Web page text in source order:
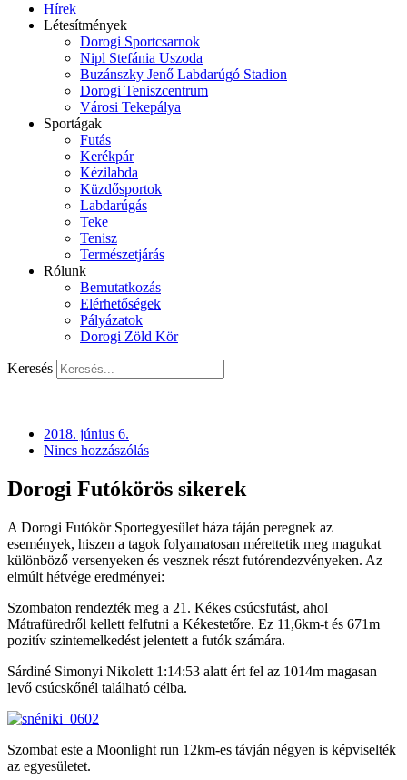
Hírek
Létesítmények
Dorogi Sportcsarnok
Nipl Stefánia Uszoda
Buzánszky Jenő Labdarúgó Stadion
Dorogi Teniszcentrum
Városi Tekepálya
Sportágak
Futás
Kerékpár
Kézilabda
Küzdősportok
Labdarúgás
Teke
Tenisz
Természetjárás
Rólunk
Bemutatkozás
Elérhetőségek
Pályázatok
Dorogi Zöld Kör
Keresés
2018. június 6.
Nincs hozzászólás
Dorogi Futókörös sikerek
A Dorogi Futókör Sportegyesület háza táján peregnek az
események, hiszen a tagok folyamatosan mérettetik meg magukat
különböző versenyeken és vesznek részt futórendezvényeken. Az
elmúlt hétvége eredményei:
Szombaton rendezték meg a 21. Kékes csúcsfutást, ahol
Mátrafüredről kellett felfutni a Kékestetőre. Ez 11,6km-t és 671m
pozitív szintemelkedést jelentett a futók számára.
Sárdiné Simonyi Nikolett 1:14:53 alatt ért fel az 1014m magasan
levő csúcskőnél található célba.
Szombat este a Moonlight run 12km-es távján négyen is képviselték
az egyesületet.